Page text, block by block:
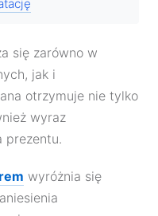
się zarówno w
jak i
otrzymuje nie tylko
wyraz
prezentu.
wyróżnia się